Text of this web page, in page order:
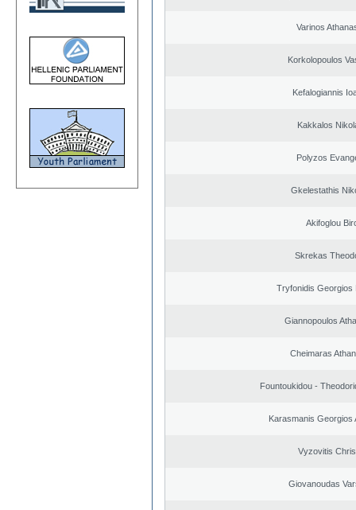
Varinos
Korkolopoulos
Kefalogiannis
Kakkalos
Polyzos
Gkelestathis
Akifoglou
Skrekas
Tryfonidis Georgios
Giannopoulos
Cheimaras
Fountoukidou -
Karasmanis Georgios
Vyzovitis
Giovanoudas